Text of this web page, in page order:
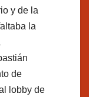
y de la
la
de
lobby de